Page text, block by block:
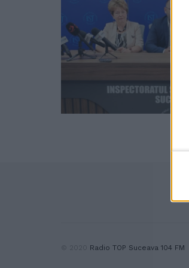
Radio TOP Suceava 104 FM